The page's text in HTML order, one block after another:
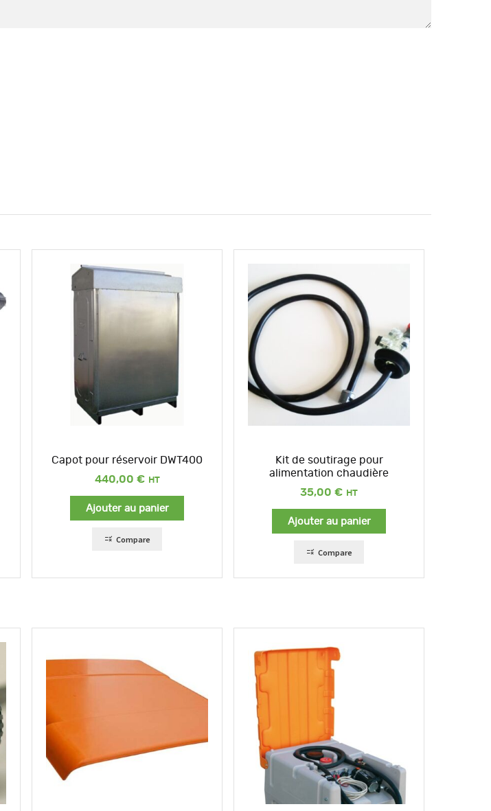
Capot pour réservoir DWT400
440,00 €
Ajouter au panier
Compare
Kit de soutirage pour
alimentation chaudière
35,00 €
Ajouter au panier
Compare